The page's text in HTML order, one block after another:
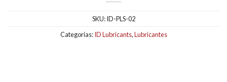
SKU:ID-PLS-02
Categorías:ID Lubricants,Lubricantes